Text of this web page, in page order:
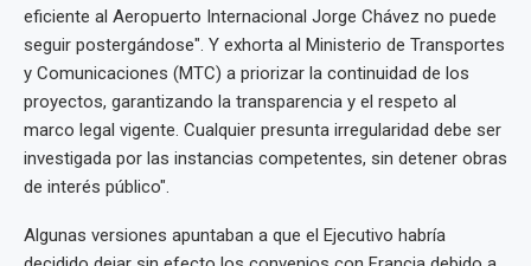
eficiente al Aeropuerto Internacional Jorge Chávez no puede
seguir postergándose". Y exhorta al Ministerio de Transportes
y Comunicaciones (MTC) a priorizar la continuidad de los
proyectos, garantizando la transparencia y el respeto al
marco legal vigente. Cualquier presunta irregularidad debe ser
investigada por las instancias competentes, sin detener obras
de interés público".
Algunas versiones apuntaban a que el Ejecutivo habría